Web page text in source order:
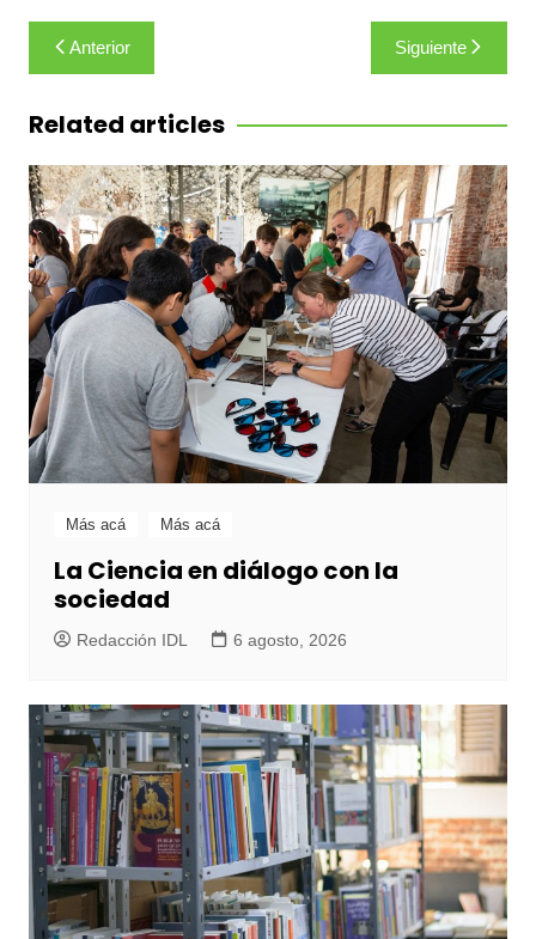
Navegación
de
entradas
Anterior Siguiente
Related articles
Más acá Más acá
La Ciencia en diálogo con la
sociedad
Redacción IDL 6 agosto, 2026